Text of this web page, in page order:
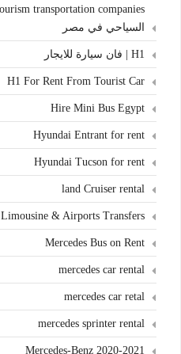
السياحي في مصر
H1 | فان سيارة للايجار
H1 For Rent From Tourist Car
Hire Mini Bus Egypt
Hyundai Entrant for rent
Hyundai Tucson for rent
land Cruiser rental
Limousine & Airports Transfers
Mercedes Bus on Rent
mercedes car rental
mercedes car retal
mercedes sprinter rental
Mercedes-Benz 2020-2021